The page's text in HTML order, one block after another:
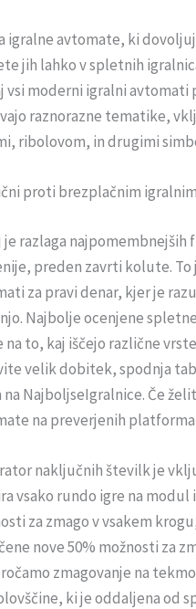
igralne avtomate, ki
jih lahko v spletnih
vsi moderni igralni
raznorazne tematike,
ribolovom, in drugimi
proti brezplačnim
je razlaga
preden zavrti kolute.
za pravi denar, kjer je
Najbolje ocenjene
na to, kaj iščejo različne
velik dobitek, spodnja
na NajboljseIgralnice. Če
na preverjenih
naključnih številk je
vsako rundo igre na
za zmago v vsakem
nove 50% možnosti za
zmagovanje na
ki je oddaljena od